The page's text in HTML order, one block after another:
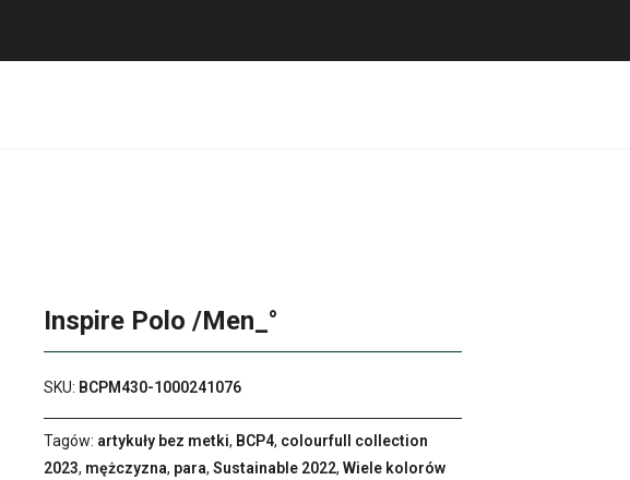
Inspire Polo /Men_°
SKU: BCPM430-1000241076
Tagów: artykuły bez metki, BCP4, colourfull collection
2023, mężczyzna, para,Sustainable 2022,Wiele kolorów